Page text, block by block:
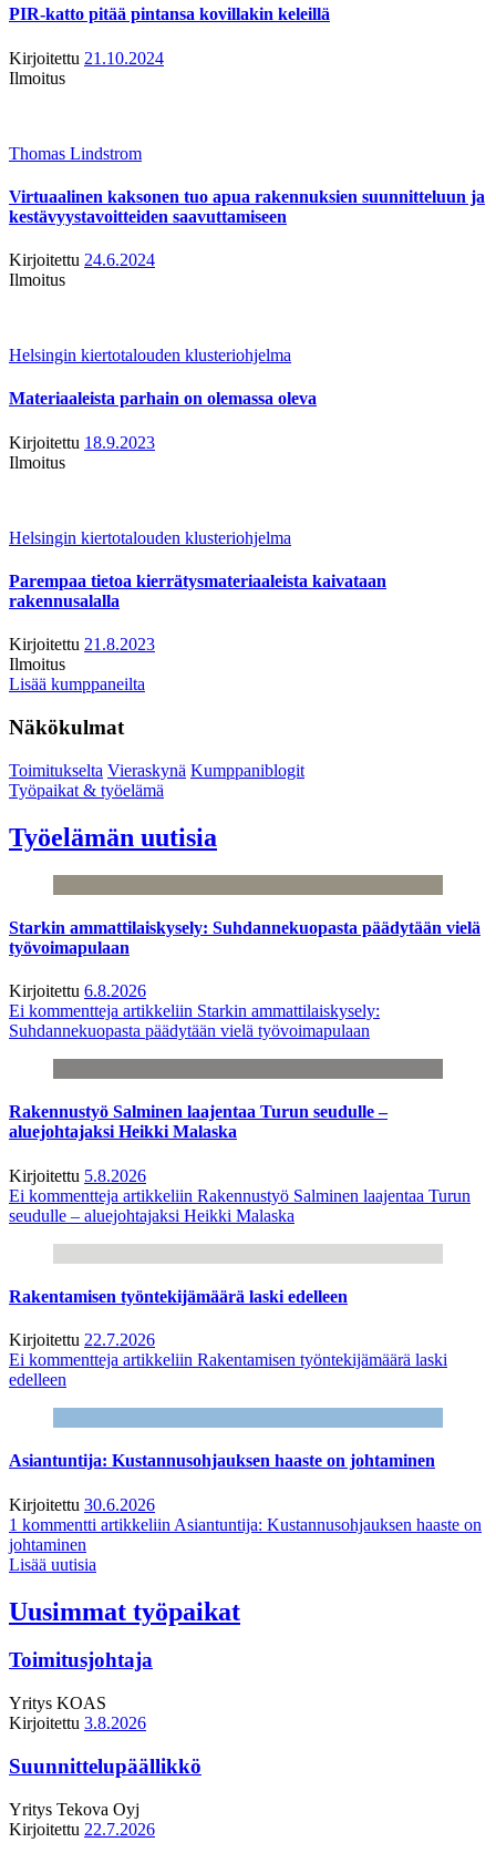
PIR-katto pitää pintansa kovillakin keleillä
Kirjoitettu 21.10.2024
Ilmoitus
Thomas Lindstrom
Virtuaalinen kaksonen tuo apua rakennuksien suunnitteluun ja
kestävyystavoitteiden saavuttamiseen
Kirjoitettu 24.6.2024
Ilmoitus
Helsingin kiertotalouden klusteriohjelma
Materiaaleista parhain on olemassa oleva
Kirjoitettu 18.9.2023
Ilmoitus
Helsingin kiertotalouden klusteriohjelma
Parempaa tietoa kierrätysmateriaaleista kaivataan
rakennusalalla
Kirjoitettu 21.8.2023
Ilmoitus
Lisää kumppaneilta
Näkökulmat
Toimitukselta Vieraskynä Kumppaniblogit
Työpaikat & työelämä
Työelämän uutisia
Starkin ammattilaiskysely: Suhdannekuopasta päädytään vielä
työvoimapulaan
Kirjoitettu 6.8.2026
Ei kommentteja artikkeliin Starkin ammattilaiskysely:
Suhdannekuopasta päädytään vielä työvoimapulaan
Rakennustyö Salminen laajentaa Turun seudulle –
aluejohtajaksi Heikki Malaska
Kirjoitettu 5.8.2026
Ei kommentteja artikkeliin Rakennustyö Salminen laajentaa Turun
seudulle – aluejohtajaksi Heikki Malaska
Rakentamisen työntekijämäärä laski edelleen
Kirjoitettu 22.7.2026
Ei kommentteja artikkeliin Rakentamisen työntekijämäärä laski
edelleen
Asiantuntija: Kustannusohjauksen haaste on johtaminen
Kirjoitettu 30.6.2026
1 kommentti artikkeliin Asiantuntija: Kustannusohjauksen haaste on
johtaminen
Lisää uutisia
Uusimmat työpaikat
Toimitusjohtaja
Yritys KOAS
Kirjoitettu 3.8.2026
Suunnittelupäällikkö
Yritys Tekova Oyj
Kirjoitettu 22.7.2026